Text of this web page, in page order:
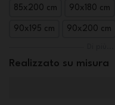
85x200 cm 90x180 cm
90x195 cm 90x200 cm
Realizzato su misura